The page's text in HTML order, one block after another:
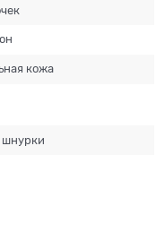
кожа
шнурки